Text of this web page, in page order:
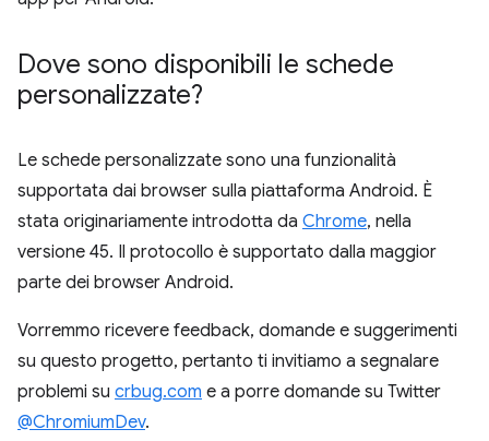
Dove sono disponibili le schede
personalizzate?
Le schede personalizzate sono una funzionalità
supportata dai browser sulla piattaforma Android. È
stata originariamente introdotta da Chrome, nella
versione 45. Il protocollo è supportato dalla maggior
parte dei browser Android.
Vorremmo ricevere feedback, domande e suggerimenti
su questo progetto, pertanto ti invitiamo a segnalare
problemi su crbug.com e a porre domande su Twitter
@ChromiumDev.